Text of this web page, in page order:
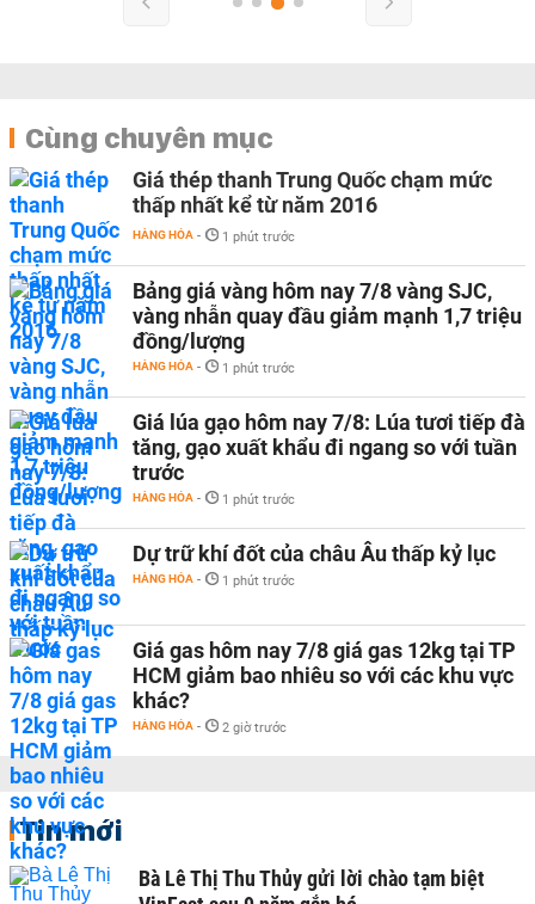
Cùng chuyên mục
Giá thép thanh Trung Quốc chạm mức
thấp nhất kể từ năm 2016
HÀNG HÓA - 1 phút trước
Bảng giá vàng hôm nay 7/8 vàng SJC,
vàng nhẫn quay đầu giảm mạnh 1,7 triệu
đồng/lượng
HÀNG HÓA - 1 phút trước
Giá lúa gạo hôm nay 7/8: Lúa tươi tiếp đà
tăng, gạo xuất khẩu đi ngang so với tuần
trước
HÀNG HÓA - 1 phút trước
Dự trữ khí đốt của châu Âu thấp kỷ lục
HÀNG HÓA - 1 phút trước
Giá gas hôm nay 7/8 giá gas 12kg tại TP
HCM giảm bao nhiêu so với các khu vực
khác?
HÀNG HÓA - 2 giờ trước
Tin mới
Bà Lê Thị Thu Thủy gửi lời chào tạm biệt